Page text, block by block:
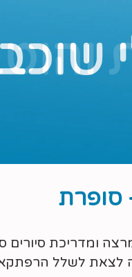
סופרת
ומדריכת סיורים
לצאת לשלל